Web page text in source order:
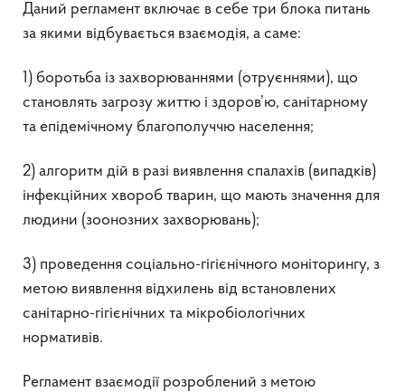
Даний регламент включає в себе три блока питань
за якими відбувається взаємодія, а саме:
1) боротьба із захворюваннями (отруєннями), що
становлять загрозу життю і здоров’ю, санітарному
та епідемічному благополуччю населення;
2) алгоритм дій в разі виявлення спалахів (випадків)
інфекційних хвороб тварин, що мають значення для
людини (зоонозних захворювань);
3) проведення соціально-гігієнічного моніторингу, з
метою виявлення відхилень від встановлених
санітарно-гігієнічних та мікробіологічних
нормативів.
Регламент взаємодії розроблений з метою